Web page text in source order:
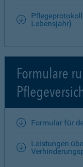
Lebensjahr)
Formulare
Formular für
Leistungen